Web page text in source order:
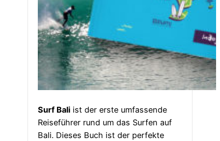
Surf Bali ist der erste umfassende
Reiseführer rund um das Surfen auf
Bali. Dieses Buch ist der perfekte